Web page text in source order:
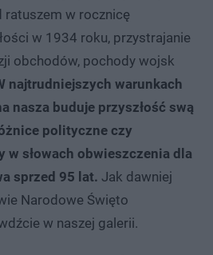
ratuszem w rocznicę
w 1934 roku, przystrajanie
obchodów, pochody wojsk
najtrudniejszych warunkach
nasza buduje przyszłość swą
polityczne czy
w słowach obwieszczenia dla
sprzed 95 lat. Jak dawniej
Narodowe Święto
w naszej galerii.